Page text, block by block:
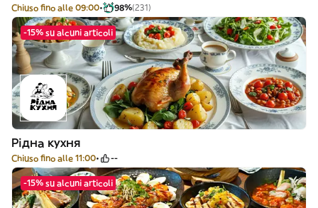
Chiuso fino alle 09:00 98%(231)
-15% su alcuni articoli
Рідна кухня
Chiuso fino alle 11:00 --
-15% su alcuni articoli